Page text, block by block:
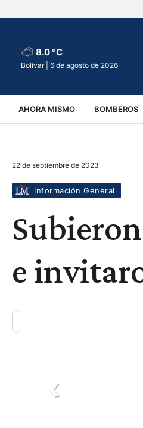
8.0 ºC
Bolívar | 6 de agosto de 2026
AHORA MISMO BOMBEROS
VIRALES ACCIDENTES
22 de septiembre de 2023
Información General
e